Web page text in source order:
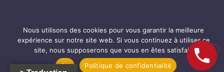
Nous utilisons des cookies pour vous garantir la meilleure
expérience sur notre site web. Si vous continuez à utiliser ce
site, nous supposerons que vous en êtes satisfait.
OK
Politique de confidentialité